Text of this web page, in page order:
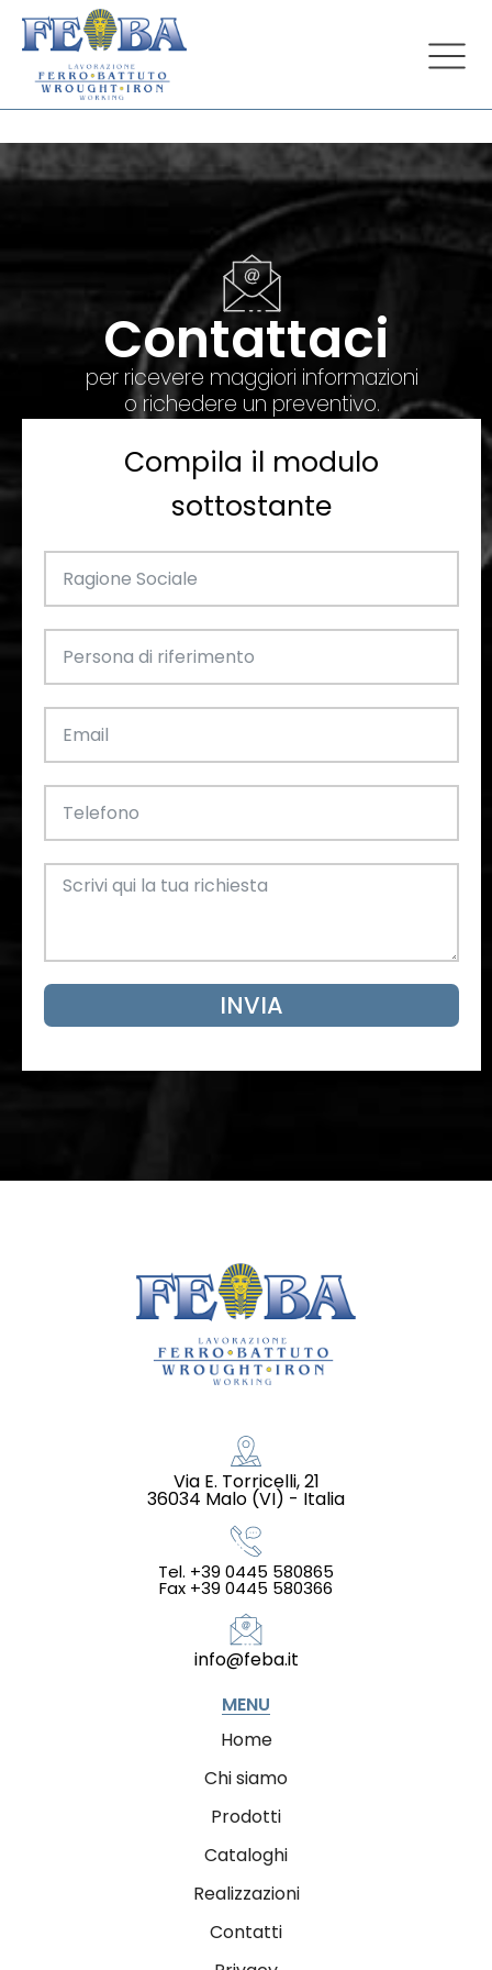
Contattaci
per ricevere maggiori informazioni
o richedere un preventivo.
Compila il modulo
sottostante
INVIA
Via E. Torricelli, 21
36034 Malo (VI) - Italia
Tel. +39 0445 580865
Fax +39 0445 580366
info@feba.it
MENU
Home
Chi siamo
Prodotti
Cataloghi
Realizzazioni
Contatti